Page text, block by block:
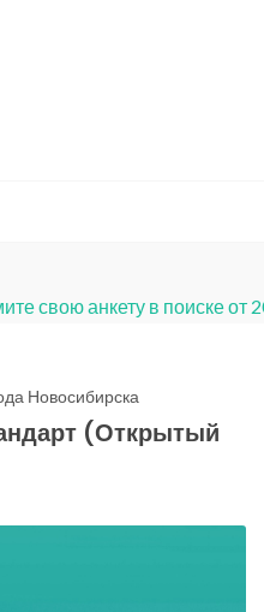
свою анкету в поиске от
Новосибирска
(Открытый